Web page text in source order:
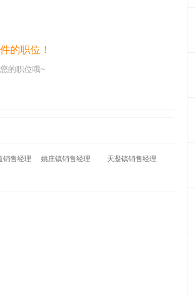
的职位！
的职位哦~
销售经理 姚庄镇销售经理
天凝镇销售经理